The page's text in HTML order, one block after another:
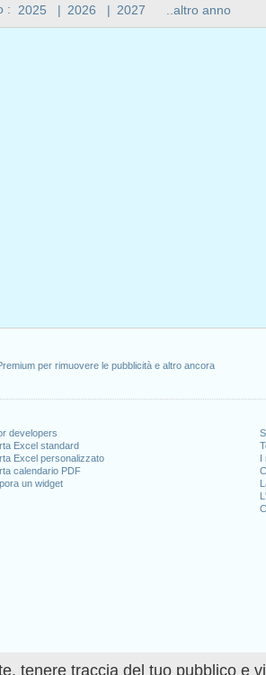
tenere traccia del tuo pubblico e
per rimuovere le pubblicità e altro ancora
developers
Excel standard
Excel personalizzato
calendario PDF
un widget
I
: 2025 | 2026 | 2027 ..altro anno